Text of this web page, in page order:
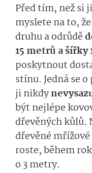
Před tím, než si
myslete na to,
druhu a odrůdě
15 metrů a šířky
poskytnout
stínu. Jedná se
ji nikdy
být nejlépe
dřevěných kůlů.
dřevěné
roste, během
o 3 metry.